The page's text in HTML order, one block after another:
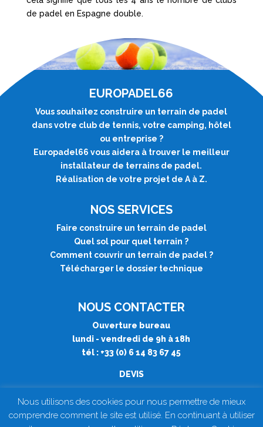
de padel en Espagne double.
EUROPADEL66
Vous souhaitez construire un terrain de padel
dans votre club de tennis, votre camping, hôtel
ou entreprise ?
Europadel66 vous aidera à trouver le meilleur
installateur de terrains de padel.
Réalisation de votre projet de A à Z.
NOS SERVICES
Faire construire un terrain de padel
Quel sol pour quel terrain ?
Comment couvrir un terrain de padel?
Télécharger le dossier technique
NOUS CONTACTER
Ouverture bureau
lundi - vendredi de 9h à 18h
tél : +33 (0) 6 14 83 67 45
DEVIS
Nous utilisons des cookies pour nous permettre de mieux
comprendre comment le site est utilisé. En continuant à utiliser